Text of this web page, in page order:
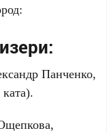
Панченко,